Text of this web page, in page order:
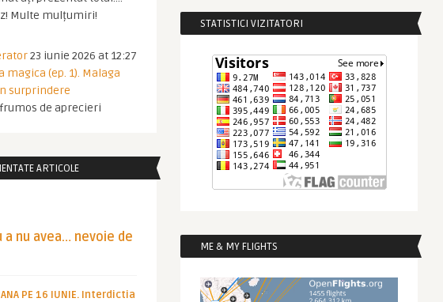
Multe mulțumiri!
23 iunie 2026 at 12:27
magica (ep. 1). Malaga
surprindere
de aprecieri
ARTICOLE
a nu avea… nevoie de
PE 16 IUNIE. Interdictia
STATISTICI VIZITATORI
ME & MY FLIGHTS